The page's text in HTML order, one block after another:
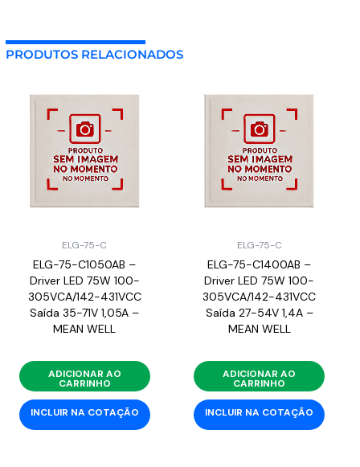
PRODUTOS RELACIONADOS
ELG-75-C
ELG-75-C1050AB –
Driver LED 75W 100-
305VCA/142-431VCC
Saída 35-71V 1,05A –
MEAN WELL
ADICIONAR AO
CARRINHO
INCLUIR NA COTAÇÃO
ELG-75-C
ELG-75-C1400AB –
Driver LED 75W 100-
305VCA/142-431VCC
Saída 27-54V 1,4A –
MEAN WELL
ADICIONAR AO
CARRINHO
INCLUIR NA COTAÇÃO